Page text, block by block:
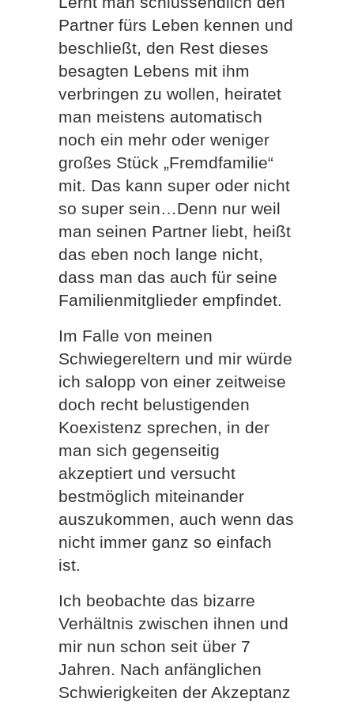
Partner fürs Leben kennen und
beschließt, den Rest dieses
besagten Lebens mit ihm
verbringen zu wollen, heiratet
man meistens automatisch
noch ein mehr oder weniger
großes Stück „Fremdfamilie“
mit. Das kann super oder nicht
so super sein…Denn nur weil
man seinen Partner liebt, heißt
das eben noch lange nicht,
dass man das auch für seine
Familienmitglieder empfindet.
Im Falle von meinen
Schwiegereltern und mir würde
ich salopp von einer zeitweise
doch recht belustigenden
Koexistenz sprechen, in der
man sich gegenseitig
akzeptiert und versucht
bestmöglich miteinander
auszukommen, auch wenn das
nicht immer ganz so einfach
ist.
Ich beobachte das bizarre
Verhältnis zwischen ihnen und
mir nun schon seit über 7
Jahren. Nach anfänglichen
Schwierigkeiten der Akzeptanz